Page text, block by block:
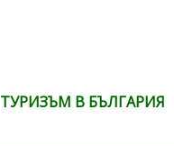
ТУРИЗЪМ В БЪЛГАРИЯ